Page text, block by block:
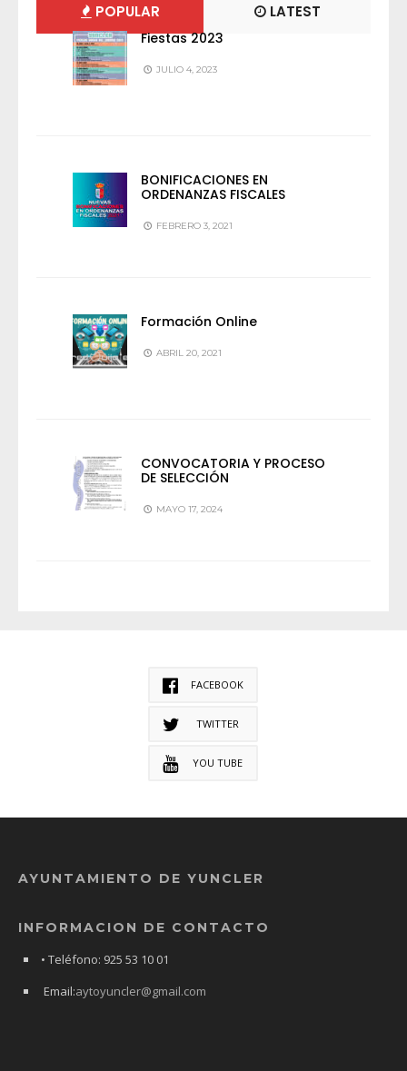
POPULAR LATEST
Fiestas 2023
JULIO 4, 2023
BONIFICACIONES EN
ORDENANZAS FISCALES
FEBRERO 3, 2021
Formación Online
ABRIL 20, 2021
CONVOCATORIA Y PROCESO
DE SELECCIÓN
MAYO 17, 2024
FACEBOOK
TWITTER
YOU TUBE
AYUNTAMIENTO DE YUNCLER
INFORMACION DE CONTACTO
• Teléfono: 925 53 10 01
Email:aytoyuncler@gmail.com